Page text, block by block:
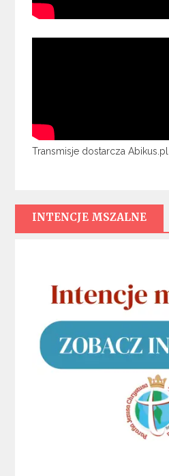
Transmisje dostarcza Abikus.pl
INTENCJE MSZALNE